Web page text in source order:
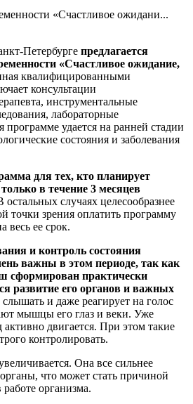
«Счастливое ожидани...
Петербурге предлагается
«Счастливое ожидание,
квалифицированными
консультации
инструментальные
лабораторные
программе удается на ранней стадии
состояния и заболевания
для тех, кто планирует
в течение 3 месяцев
остальных случаях целесообразнее
точки зрения оплатить программу
весь ее срок.
и контроль состояния
важны в этом периоде, так как
сформирован практически
развитие его органов и важных
и даже реагирует на голос
мышцы его глаз и веки. Уже
активно двигается. При этом такие
контролировать.
Она все сильнее
что может стать причиной
организма.